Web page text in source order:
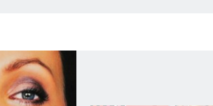
Werbung und visuelle Kommunikation
nach sozialem und